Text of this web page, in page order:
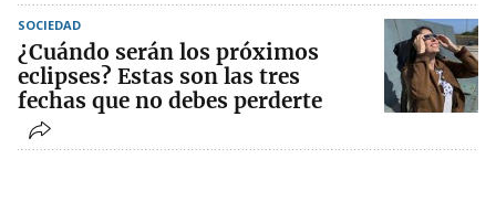
SOCIEDAD
¿Cuándo serán los próximos
eclipses? Estas son las tres
fechas que no debes perderte